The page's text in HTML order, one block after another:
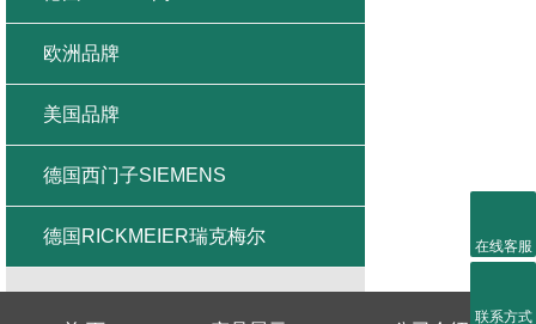
欧洲品牌
美国品牌
德国西门子SIEMENS
德国RICKMEIER瑞克梅尔 在线客服
联系方式